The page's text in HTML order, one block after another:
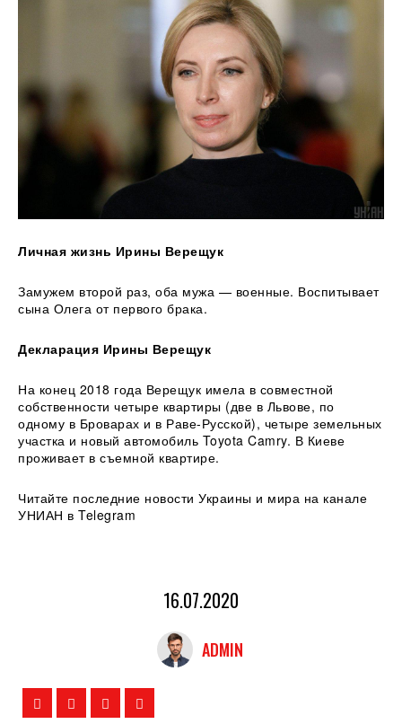
Личная жизнь Ирины Верещук
Замужем второй раз, оба мужа — военные. Воспитывает
сына Олега от первого брака.
Декларация Ирины Верещук
На конец 2018 года Верещук имела в совместной
собственности четыре квартиры (две в Львове, по
одному в Броварах и в Раве-Русской), четыре земельных
участка и новый автомобиль Toyota Camry. В Киеве
проживает в съемной квартире.
Читайте последние новости Украины и мира на канале
УНИАН в Telegram
16.07.2020
ADMIN